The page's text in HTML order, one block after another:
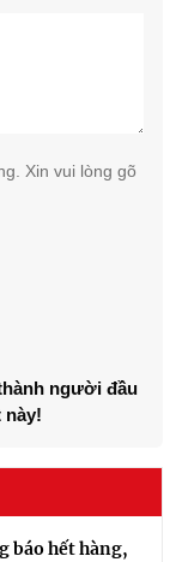
Xin vui lòng gõ
người đầu
này!
báo hết hàng,